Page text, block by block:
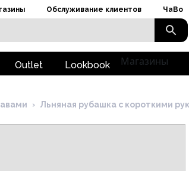
Обслуживание клиентов ЧаВо
Outlet Lookbook Магазины
› Льняная рубашка с короткими